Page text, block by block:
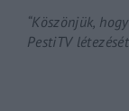
“Köszönjük,
PestiTV